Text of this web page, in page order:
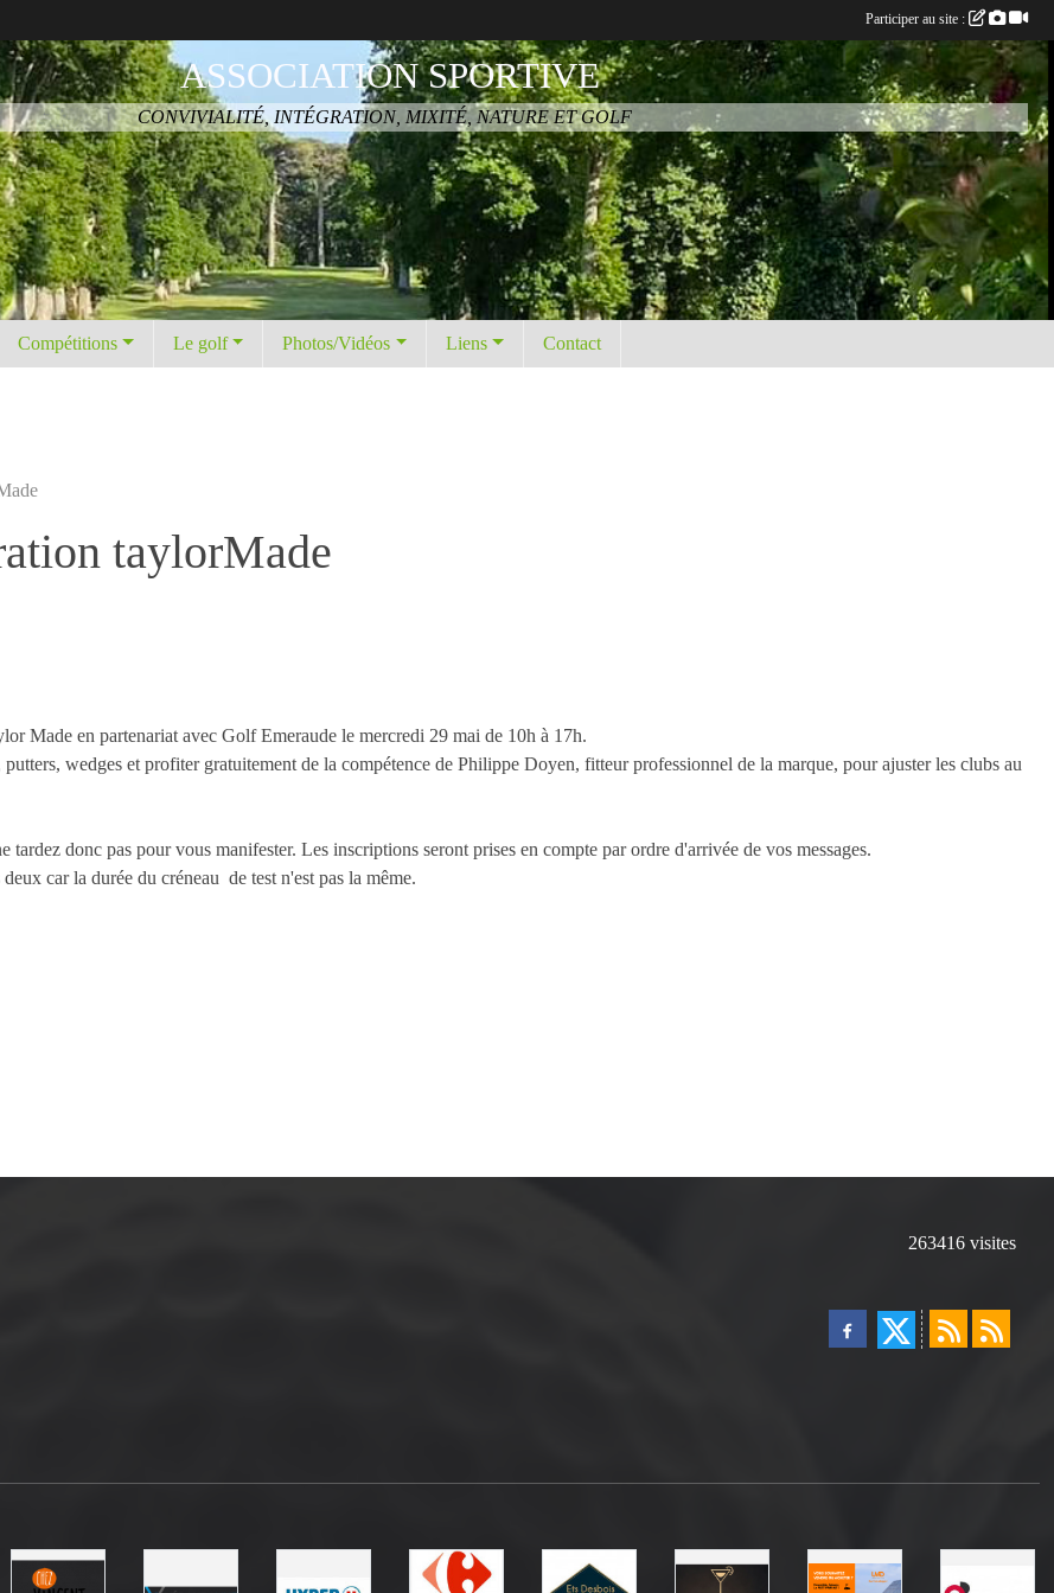
ASSOCIATION SPORTIVE
CONVIVIALITÉ, INTÉGRATION, MIXITÉ, NATURE ET GOLF
Compétitions Le golf Photos/Vidéos Liens Contact
taylorMade
Made en partenariat avec Golf Emeraude le mercredi 29 mai de 10h à 17h.
wedges et profiter gratuitement de la compétence de Philippe Doyen, fitteur professionnel de la marque, pour ajuster les clubs au
tardez donc pas pour vous manifester. Les inscriptions seront prises en compte par ordre d'arrivée de vos messages.
car la durée du créneau de test n'est pas la même.
263416 visites
Participer au site :